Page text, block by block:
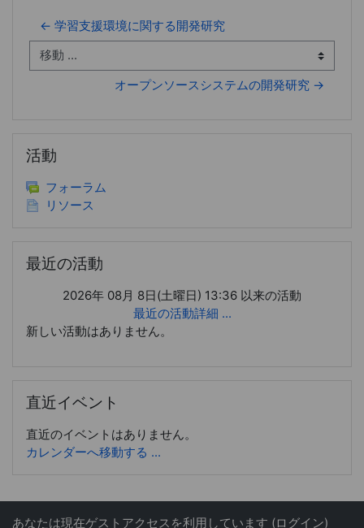
← 学習支援環境に関する開発研究
移動 ...
オープンソースシステムの開発研究 →
活動
フォーラム
リソース
最近の活動
2026年 08月 8日(土曜日) 13:36 以来の活動
最近の活動詳細 ...
新しい活動はありません。
直近イベント
直近のイベントはありません。
カレンダーへ移動する ...
あなたは現在ゲストアクセスを利用しています (ログイン)